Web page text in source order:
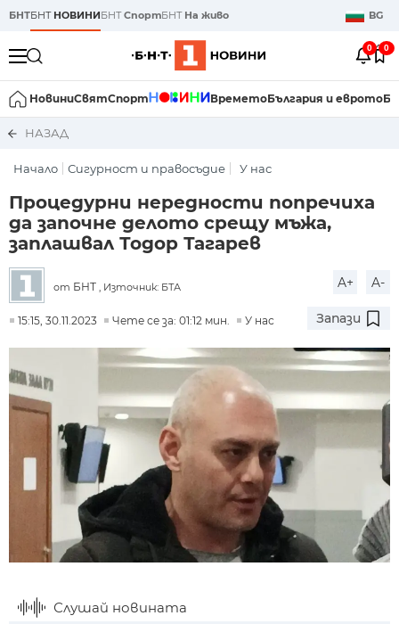
БНТБНТ НОВИНИБНТСпортБНТ На живо BG
0 0
НовиниСвятСпорт ВреметоБългария и еврото
НАЗАД
Начало Сигурност и правосъдие У нас
Процедурни нередности попречиха
да започне делото срещу мъжа,
заплашвал Тодор Тагарев
от БНТ , Източник: БТА A+ A-
15:15, 30.11.2023 Чете се за: 01:12 мин. У нас Запази
Слушай новината